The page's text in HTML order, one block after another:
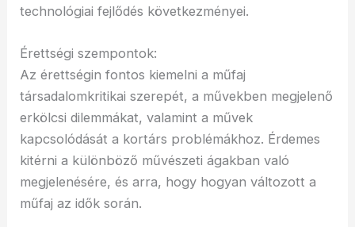
technológiai fejlődés következményei.
Érettségi szempontok:
Az érettségin fontos kiemelni a műfaj
társadalomkritikai szerepét, a művekben megjelenő
erkölcsi dilemmákat, valamint a művek
kapcsolódását a kortárs problémákhoz. Érdemes
kitérni a különböző művészeti ágakban való
megjelenésére, és arra, hogy hogyan változott a
műfaj az idők során.